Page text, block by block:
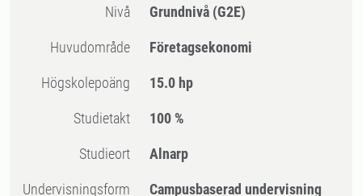
Nivå Grundnivå (G2E)
Huvudområde Företagsekonomi
högskolepoäng 15.0 hp
Studietakt 100 %
Studieort Alnarp
Undervisningsform Campusbaserad undervisning